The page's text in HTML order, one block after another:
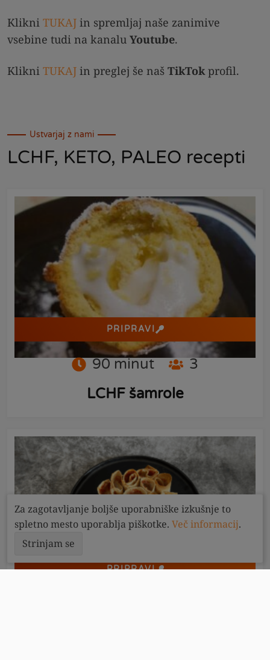
Klikni TUKAJ in spremljaj naše zanimive
vsebine tudi na kanalu Youtube.
Klikni TUKAJ in preglej še naš TikTokprofil.
Ustvarjaj z nami
LCHF, KETO, PALEO recepti
PRIPRAVI
90 minut
3
LCHF šamrole
PRIPRAVI
Za zagotavljanje boljše uporabniške izkušnje to
spletno mesto uporablja piškotke. Več informacij.
Strinjam se